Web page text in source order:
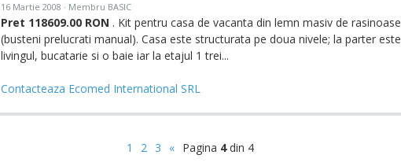
16 Martie 2008 · Membru BASIC
Pret 118609.00 RON . Kit pentru casa de vacanta din lemn masiv de rasinoase
(busteni prelucrati manual). Casa este structurata pe doua nivele; la parter este
livingul, bucatarie si o baie iar la etajul 1 trei...
Contacteaza Ecomed International SRL
1 2 3 « Pagina 4din 4